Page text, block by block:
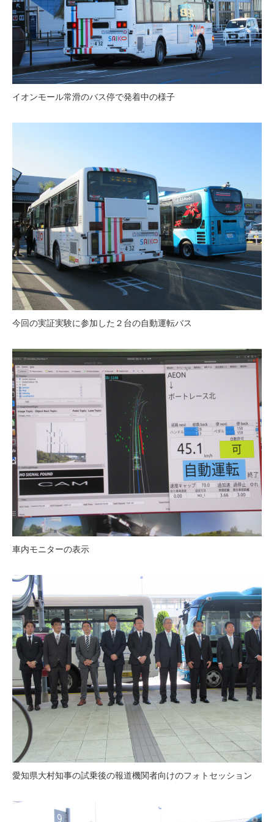
イオンモール常滑のバス停で発着中の様子
今回の実証実験に参加した２台の自動運転バス
車内モニターの表示
愛知県大村知事の試乗後の報道機関者向けのフォトセッション